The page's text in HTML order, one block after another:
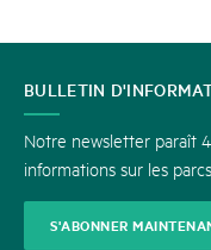
CONTACT
BULLETIN
Notre newsletter paraît
informations sur les
S'ABONNER